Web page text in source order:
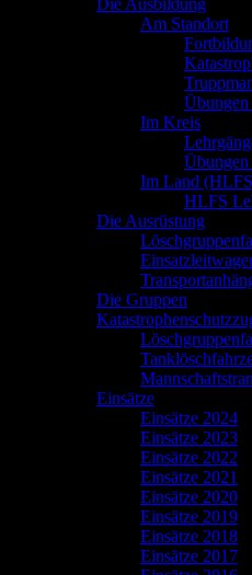
Die Ausbildung
Am Standort
Übungen
Im Kreis
Im Land
HLFS
Die Ausrüstung
Die Gruppen
Einsätze
Einsätze 2024
Einsätze 2023
Einsätze 2022
Einsätze 2021
Einsätze 2020
Einsätze 2019
Einsätze 2018
Einsätze 2017